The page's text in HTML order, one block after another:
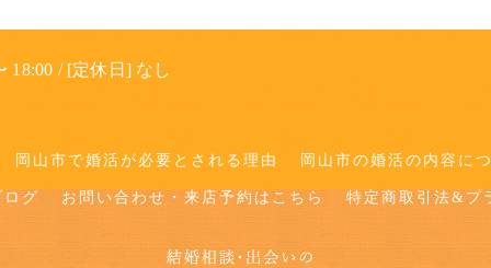
18:00 / [定休日] なし
岡山市で婚活が必要とされる理由 岡山市の婚活の内容に
ログ お問い合わせ・来店予約はこちら 特定商取引法&プ